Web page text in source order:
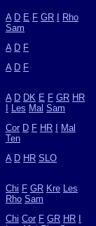
A D E F GR
Rho
Sam
A D F
A D F
A D DK E F GR HR
Les Mal Sam
Cor D F HR
Mal
Ten
A D HR SLO
Chi F GR Kre Les
Rho Sam
Chi Cor F GR HR